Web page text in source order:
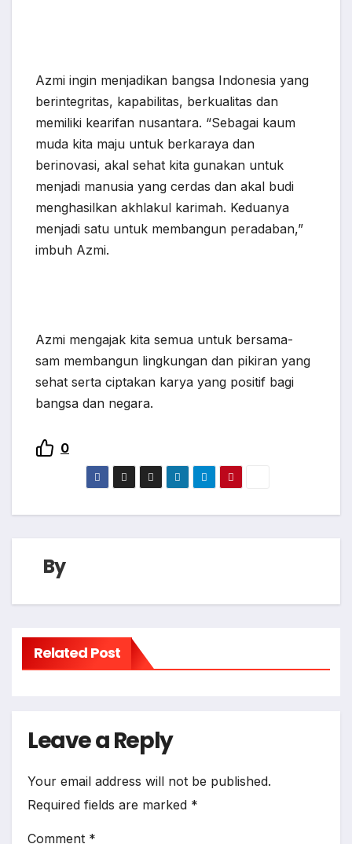
Azmi ingin menjadikan bangsa Indonesia yang
berintegritas, kapabilitas, berkualitas dan
memiliki kearifan nusantara. “Sebagai kaum
muda kita maju untuk berkaraya dan
berinovasi, akal sehat kita gunakan untuk
menjadi manusia yang cerdas dan akal budi
menghasilkan akhlakul karimah. Keduanya
menjadi satu untuk membangun peradaban,”
imbuh Azmi.
Azmi mengajak kita semua untuk bersama-
sam membangun lingkungan dan pikiran yang
sehat serta ciptakan karya yang positif bagi
bangsa dan negara.
0
By
Related Post
Leave a Reply
Your email address will not be published.
Required fields are marked *
Comment *